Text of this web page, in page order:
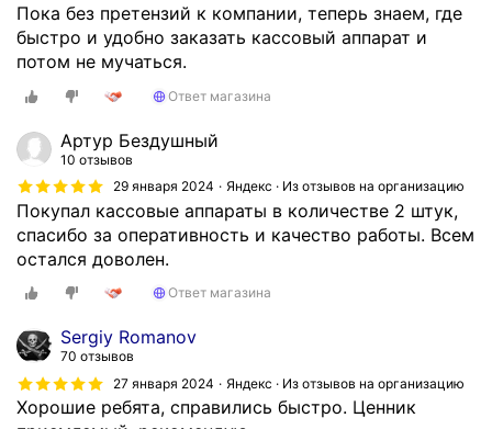
Пока без претензий к компании, теперь знаем, где
быстро и удобно заказать кассовый аппарат и
потом не мучаться.
Ответ магазина
Артур Бездушный
10 отзывов
29 января 2024
Яндекс · Из отзывов на организацию
Покупал кассовые аппараты в количестве 2 штук,
спасибо за оперативность и качество работы. Всем
остался доволен.
Ответ магазина
Sergiy Romanov
70 отзывов
27 января 2024
Яндекс · Из отзывов на организацию
Хорошие ребята, справились быстро. Ценник